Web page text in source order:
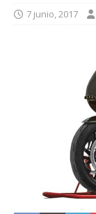
7 junio, 2017